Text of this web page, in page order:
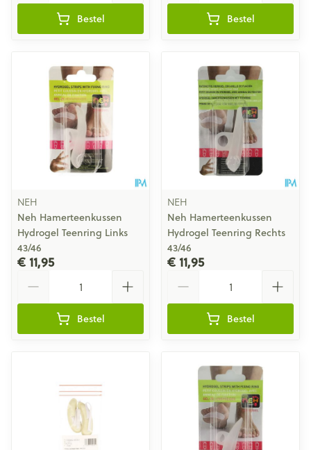
Bestel Bestel
NEH
Neh Hamerteenkussen
Hydrogel Teenring Links
43/46
€ 11,95
Bestel
NEH
Neh Hamerteenkussen
Hydrogel Teenring Rechts
43/46
€ 11,95
Bestel